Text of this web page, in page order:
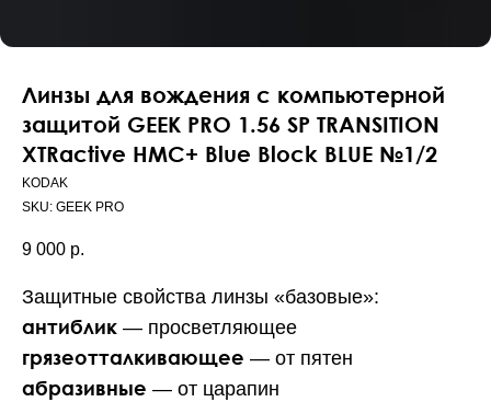
Линзы для вождения с компьютерной
защитой GEEK PRO 1.56 SP TRANSITION
XTRactive HMC+ Blue Block BLUE №1/2
KODAK
SKU: GEEK PRO
9 000 р.
Защитные свойства линзы «базовые»:
антиблик — просветляющее
грязеотталкивающее — от пятен
абразивные — от царапин